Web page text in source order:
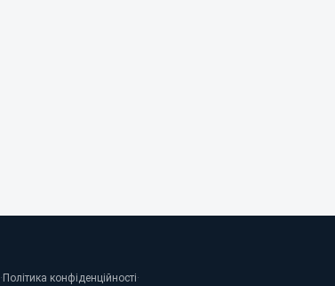
· Політика конфіденційності·